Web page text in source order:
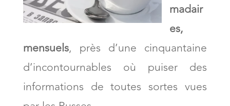
madair
es,
mensuels, près d’une cinquantaine
d’incontournables où puiser des
informations de toutes sortes vues